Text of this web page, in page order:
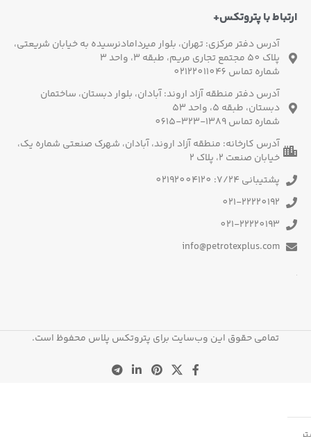
با پتروتکس+
آدرس دفتر مرکزی: تهران، بلوار میردامادنرسیده به خیابان شریعتی،
پلاک 50 مجتمع تجاری مریم، طبقه 3، واحد 3
شماره تماس 02122011046
آدرس دفتر منطقه آزاد اروند: آبادان، بلوار دبستان، ساختمان
دبستان، طبقه 5، واحد 53
شماره تماس 1389-323-0615
آدرس کارخانه: منطقه آزاد اروند، آبادان، شهرک صنعتی شماره یک،
خیابان صنعت 2، پلاک 2
پشتیبانی 7/24: 02192004120
021-22220192
021-22220193
info@petrotexplus.com
تمامی حقوق این وب‌سایت برای پتروتکس پلاس محفوظ است.